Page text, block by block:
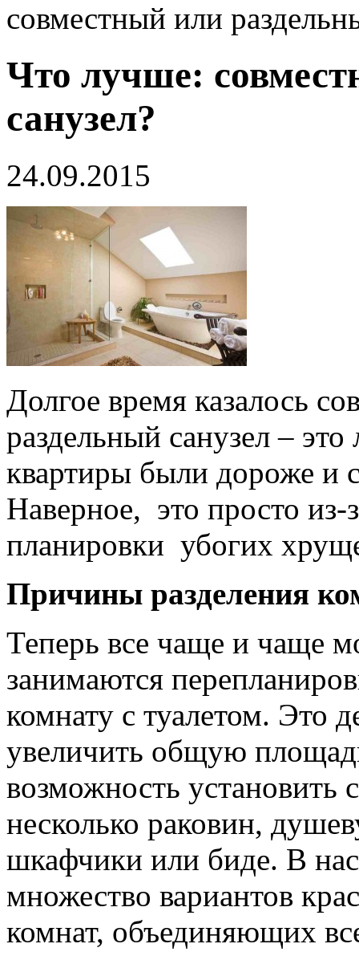
совместный или
Что лучше:
санузел?
24.09.2015
Долгое время казалось
раздельный санузел –
квартиры были дороже и
Наверное, это просто из-
планировки убогих
Причины разделения
Теперь все чаще и чаще
занимаются
комнату с туалетом. Это
увеличить общую
возможность установить
несколько раковин,
шкафчики или биде. В
множество вариантов
комнат, объединяющих